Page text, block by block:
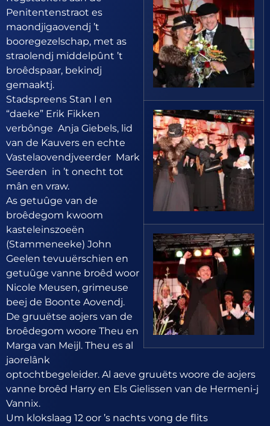
Penitentenstraot es
maondjigaovendj ’t
booregezelschap, met as
straolendj middelpûnt ’t
broêdspaar, bekindj
gemaaktj.
Stadspreens Stan I en
“daeke” Erik Fikken
verbônge Anja Giebels, lid
van de Kauvers en echte
Vastelaovendjveerder Mark
Seerden in ’t onecht tot
mân en vraw.
As getuûge van de
broêdegom kwoom
kasteleinszoeën
(Stammeneeke) John
Geelen tevuuërschien en
getuûge vanne broêd woor
Nicole Meusen, grimeuse
beej de Boonte Aovendj.
De gruuëtse aojers van de
broêdegom woore Theu en
Marga van Meijl. Theu es al
jaorelânk
optochtbegeleider. Al aeve gruuëts woore de aojers
vanne broêd Harry en Els Gielissen van de Hermeni-j
Vannix.
Um klokslaag 12 oor ’s nachts vong de flits